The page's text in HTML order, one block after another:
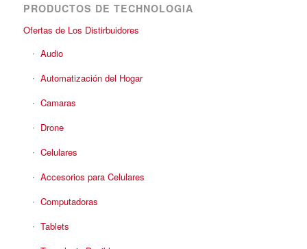
PRODUCTOS DE TECHNOLOGIA
Ofertas de Los Distirbuidores
Audio
Automatización del Hogar
Camaras
Drone
Celulares
Accesorios para Celulares
Computadoras
Tablets